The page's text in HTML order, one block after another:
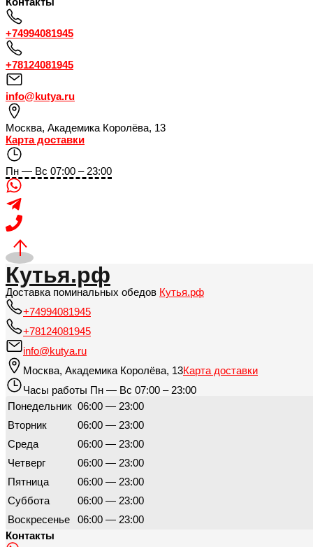
+74994081945
+78124081945
info@kutya.ru
Москва, Академика Королёва, 13
Карта доставки
Пн — Вс 07:00 – 23:00
Кутья.рф
Доставка поминальных обедов Кутья.рф
+74994081945
+78124081945
info@kutya.ru
Москва, Академика Королёва, 13Карта доставки
Часы работы Пн — Вс 07:00 – 23:00
Понедельник 06:00 — 23:00
Вторник
06:00 — 23:00
Среда
06:00 — 23:00
Четверг
06:00 — 23:00
Пятница
06:00 — 23:00
Суббота
06:00 — 23:00
Воскресенье
06:00 — 23:00
Контакты